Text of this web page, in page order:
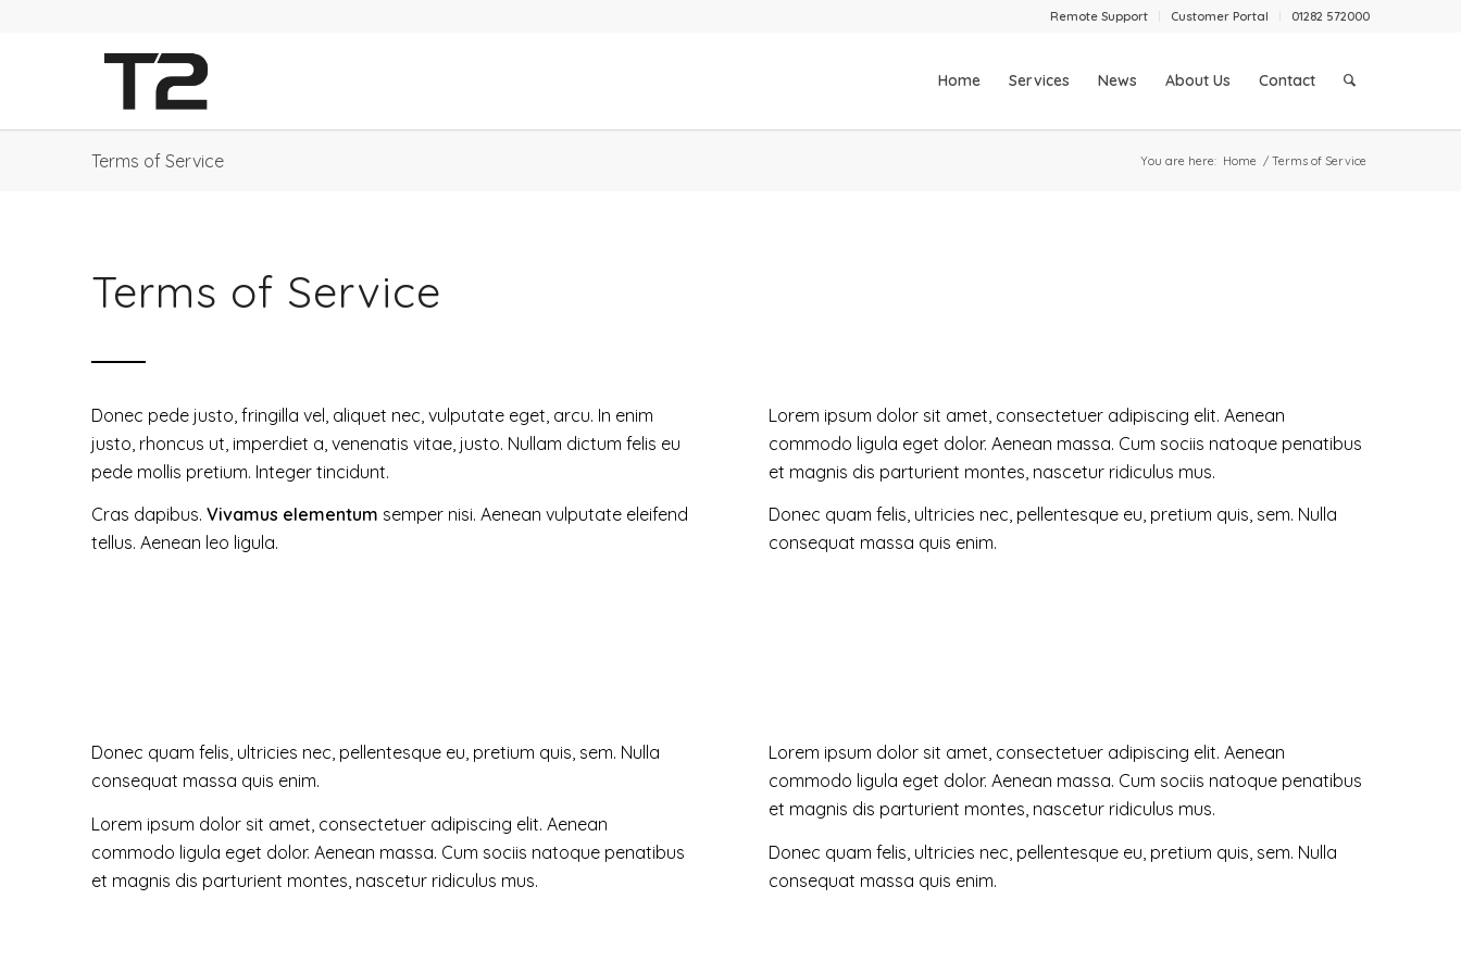
Remote Support Customer Portal 01282 572000
Home Services News About Us Contact
Terms of Service You are here: Home / Terms of Service
Terms of Service
Donec pede justo, fringilla vel, aliquet nec, vulputate eget, arcu. In enim
justo, rhoncus ut, imperdiet a, venenatis vitae, justo. Nullam dictum felis eu
pede mollis pretium. Integer tincidunt.
Cras dapibus. Vivamus elementum semper nisi. Aenean vulputate eleifend
tellus. Aenean leo ligula.
Lorem ipsum dolor sit amet, consectetuer adipiscing elit. Aenean
commodo ligula eget dolor. Aenean massa. Cum sociis natoque penatibus
et magnis dis parturient montes , nascetur ridiculus mus.
Donec quam felis, ultricies nec, pellentesque eu, pretium quis, sem. Nulla
consequat massa quis enim.
Donec quam felis, ultricies nec, pellentesque eu, pretium quis, sem. Nulla
consequat massa quis enim.
Lorem ipsum dolor sit amet, consectetuer adipiscing elit. Aenean
commodo ligula eget dolor. Aenean massa. Cum sociis natoque penatibus
et magnis dis parturient montes, nascetur ridiculus mus.
Lorem ipsum dolor sit amet, consectetuer adipiscing elit. Aenean
commodo ligula eget dolor. Aenean massa. Cum sociis natoque penatibus
et magnis dis parturient montes, nascetur ridiculus mus.
Donec quam felis, ultricies nec, pellentesque eu, pretium quis, sem. Nulla
consequat massa quis enim.